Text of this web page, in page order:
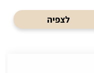
לצפיה